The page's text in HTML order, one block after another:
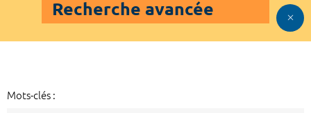
Recherche avancée
Mots-clés :